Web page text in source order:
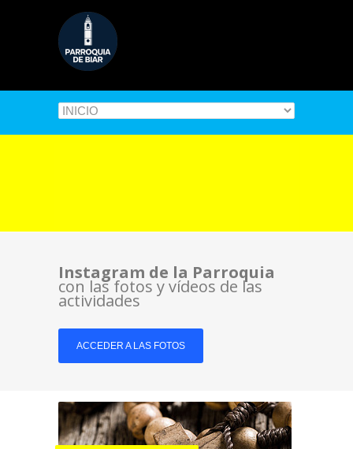
Instagram de la Parroquia
con las fotos y vídeos de las
actividades
ACCEDER A LAS FOTOS